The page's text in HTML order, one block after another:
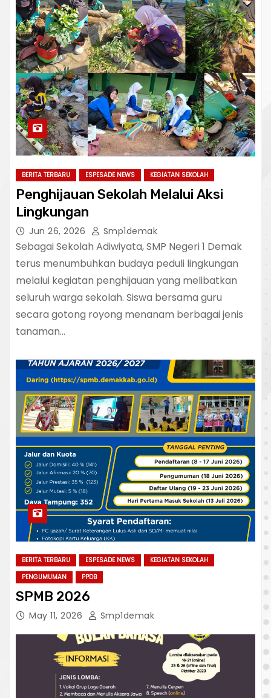
BERITA TERBARU ESPESADE NEWS KEGIATAN SEKOLAH
Penghijauan Sekolah Melalui Aksi
Lingkungan
Jun 26, 2026 Smp1demak
Sebagai Sekolah Adiwiyata, SMP Negeri 1 Demak
terus menumbuhkan budaya peduli lingkungan
melalui kegiatan penghijauan yang melibatkan
seluruh warga sekolah. Siswa bersama guru
secara gotong royong menanam berbagai jenis
tanaman…
BERITA TERBARU ESPESADE NEWS
KEGIATAN SEKOLAH
PENGUMUMAN
PPDB
SPMB 2026
May 11, 2026 Smp1demak